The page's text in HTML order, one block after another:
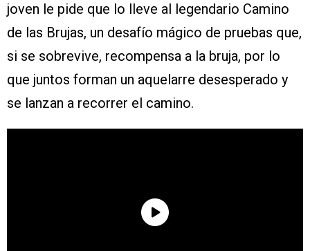
joven le pide que lo lleve al legendario Camino
de las Brujas, un desafío mágico de pruebas que,
si se sobrevive, recompensa a la bruja, por lo
que juntos forman un aquelarre desesperado y
se lanzan a recorrer el camino.